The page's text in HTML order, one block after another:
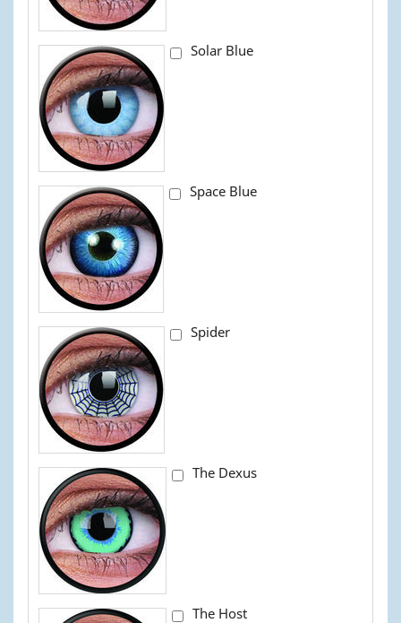
Solar Blue
Space Blue
Spider
The Dexus
The Host